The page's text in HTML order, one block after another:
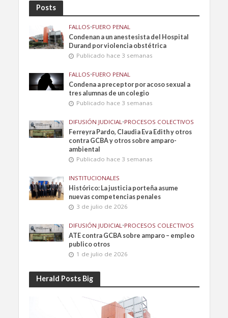
Posts
FALLOS•FUERO PENAL
Condenan a un anestesista del Hospital
Durand por violencia obstétrica
Publicado hace 3 semanas
FALLOS•FUERO PENAL
Condena a preceptor por acoso sexual a
tres alumnas de un colegio
Publicado hace 3 semanas
DIFUSIÓN JUDICIAL•PROCESOS COLECTIVOS
Ferreyra Pardo, Claudia Eva Edith y otros
contra GCBA y otros sobre amparo-
ambiental
Publicado hace 3 semanas
INSTITUCIONALES
Histórico: La justicia porteña asume
nuevas competencias penales
3 de julio de 2026
DIFUSIÓN JUDICIAL•PROCESOS COLECTIVOS
ATE contra GCBA sobre amparo – empleo
publico otros
1 de julio de 2026
Herald Posts Big